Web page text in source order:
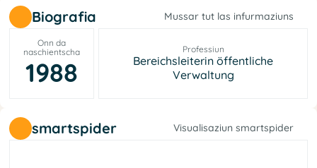
Biografia Mussar tut las infurmaziuns
Onn da
naschientscha
1988
Professiun
Bereichsleiterin öffentliche
Verwaltung
smartspider Visualisaziun smartspider